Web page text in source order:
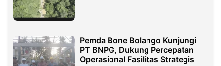
Pemda Bone Bolango Kunjungi
PT BNPG, Dukung Percepatan
Operasional Fasilitas Strategis